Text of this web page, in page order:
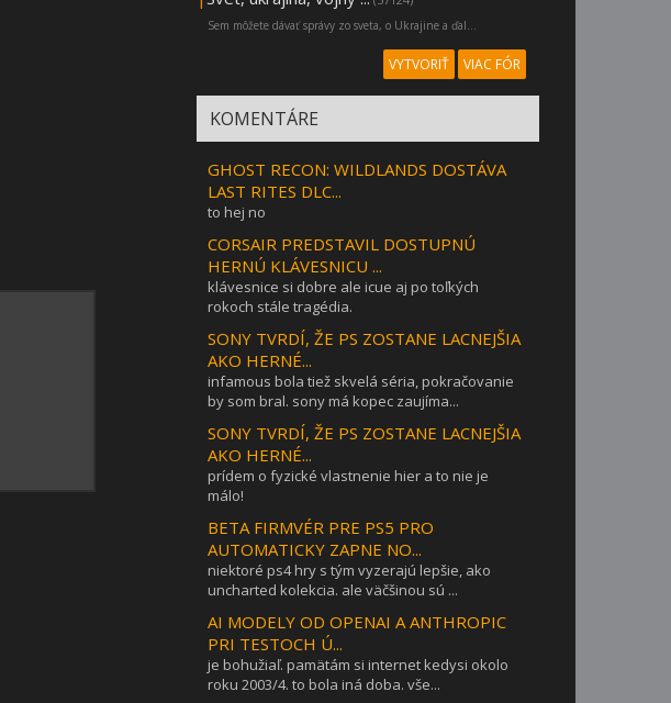
Sem môžete dávať správy zo sveta, o Ukrajine a ďal...
VYTVORIŤ VIAC FÓR
KOMENTÁRE
GHOST RECON: WILDLANDS DOSTÁVA
LAST RITES DLC...
to hej no
CORSAIR PREDSTAVIL DOSTUPNÚ
HERNÚ KLÁVESNICU ...
klávesnice si dobre ale icue aj po toľkých
rokoch stále tragédia.
SONY TVRDÍ, ŽE PS ZOSTANE LACNEJŠIA
AKO HERNÉ...
infamous bola tiež skvelá séria, pokračovanie
by som bral. sony má kopec zaujíma...
SONY TVRDÍ, ŽE PS ZOSTANE LACNEJŠIA
AKO HERNÉ...
prídem o fyzické vlastnenie hier a to nie je
málo!
BETA FIRMVÉR PRE PS5 PRO
AUTOMATICKY ZAPNE NO...
niektoré ps4 hry s tým vyzerajú lepšie, ako
uncharted kolekcia. ale väčšinou sú ...
AI MODELY OD OPENAI A ANTHROPIC
PRI TESTOCH Ú...
je bohužiaľ. pamätám si internet kedysi okolo
roku 2003/4. to bola iná doba. vše...